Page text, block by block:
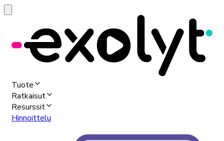
Tuote
Ratkaisut
Resurssit
Hinnoittelu